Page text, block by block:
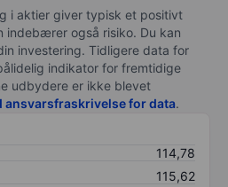
i aktier giver typisk et positivt
indebærer også risiko. Du kan
investering. Tidligere data for
indikator for fremtidige
udbydere er ikke blevet
ansvarsfraskrivelse for data.
114,78
115,62